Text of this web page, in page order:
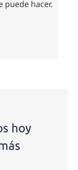
puede hacer.
hoy